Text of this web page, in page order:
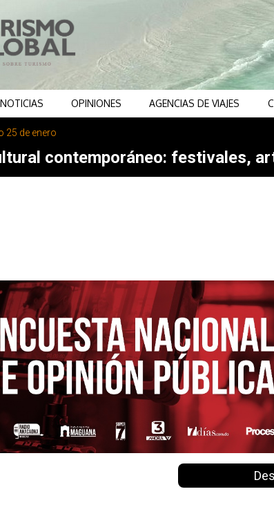
NOTICIAS OPINIONES AGENCIAS DE VIAJES
25 de enero
contemporáneo: festivales,